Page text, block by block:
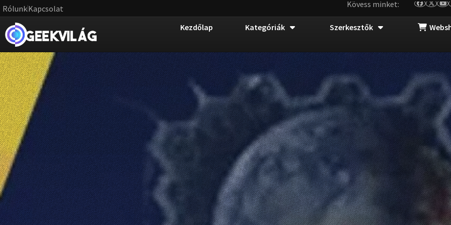
RólunkKapcsolat Kövess minket:
Kezdőlap Kategóriák Szerkesztők